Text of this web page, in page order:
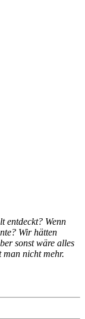
entdeckt? Wenn
Wir hätten
sonst wäre alles
man nicht mehr.